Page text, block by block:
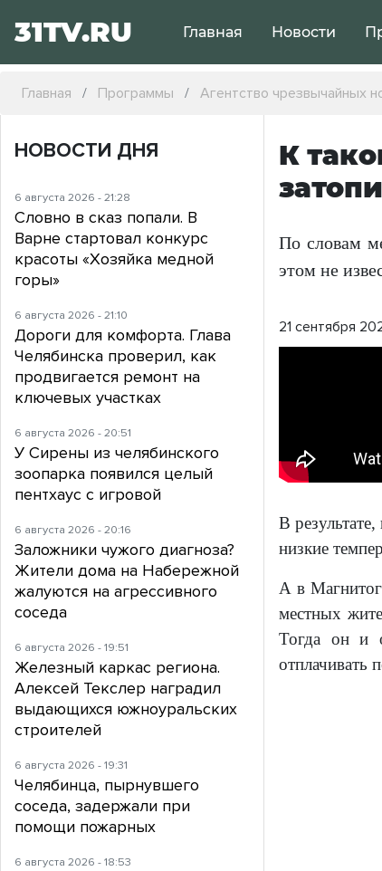
31TV.RU Главная Новости
Главная Программы Агентство чрезвычайных
К
По словам
этом не
21 сентября
В
низкие
А в
местных
Тогда он и
отплачивать
НОВОСТИ ДНЯ
6 августа 2026 - 21:28
Словно в сказ попали. В
Варне стартовал конкурс
красоты «Хозяйка медной
горы»
6 августа 2026 - 21:10
Дороги для комфорта. Глава
Челябинска проверил, как
продвигается ремонт на
ключевых участках
6 августа 2026 - 20:51
У Сирены из челябинского
зоопарка появился целый
пентхаус с игровой
6 августа 2026 - 20:16
Заложники чужого диагноза?
Жители дома на Набережной
жалуются на агрессивного
соседа
6 августа 2026 - 19:51
Железный каркас региона.
Алексей Текслер наградил
выдающихся южноуральских
строителей
6 августа 2026 - 19:31
Челябинца, пырнувшего
соседа, задержали при
помощи пожарных
6 августа 2026 - 18:53